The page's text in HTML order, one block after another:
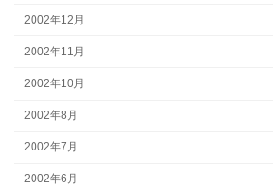
2002年12月
2002年11月
2002年10月
2002年8月
2002年7月
2002年6月